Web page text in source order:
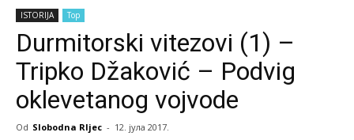
ISTORIJA Top
Durmitorski vitezovi (1) –
Tripko Džaković – Podvig
oklevetanog vojvode
Od Slobodna RIjec - 12. јула 2017.